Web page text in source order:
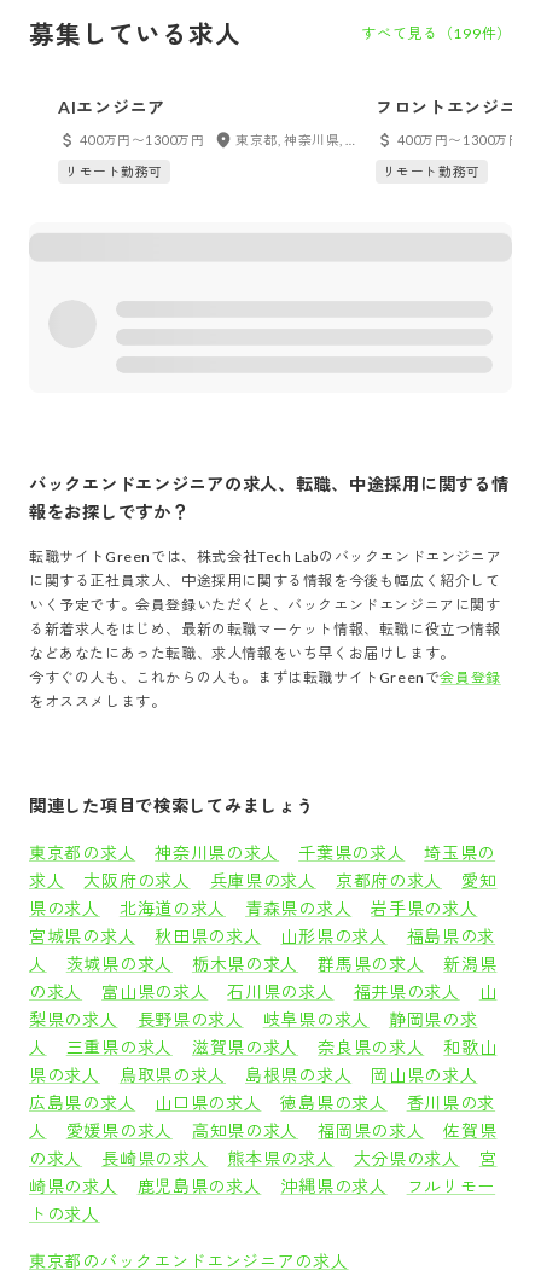
募集している求人 すべて見る（199件）
AIエンジニア
400万円〜1300万円
リモート勤務可
フロントエンジニア
400万円〜1300万円
リモート勤務可
バックエンドエンジニアの求人、転職、中途採用に関する情
報をお探しですか？
転職サイトGreenでは、 株式会社Tech Labの バックエンドエンジニア
に関する正社員求人、中途採用に関する情報を今後も幅広く紹介して
いく予定です。会員登録いただくと、 バックエンドエンジニア に関す
る新着求人をはじめ、最新の転職マーケット情報、転職に役立つ情報
などあなたにあった転職、求人情報をいち早くお届けします。
今すぐの人も、これからの人も。まずは転職サイトGreenで会員登録
をオススメします。
関連した項目で検索してみましょう
東京都の求人 神奈川県の求人 千葉県の求人
埼玉県の
求人
大阪府の求人 兵庫県の求人 京都府の求人
愛知
県の求人
北海道の求人 青森県の求人
岩手県の求人
宮城県の求人
秋田県の求人 山形県の求人
福島県の求
人
茨城県の求人 栃木県の求人 群馬県の求人
新潟県
の求人
富山県の求人 石川県の求人 福井県の求人
山
梨県の求人
長野県の求人 岐阜県の求人
静岡県の求
人
三重県の求人 滋賀県の求人 奈良県の求人
和歌山
県の求人
鳥取県の求人 島根県の求人
岡山県の求人
広島県の求人
山口県の求人 徳島県の求人
香川県の求
人
愛媛県の求人 高知県の求人 福岡県の求人
佐賀県
の求人
長崎県の求人 熊本県の求人 大分県の求人
宮
崎県の求人
鹿児島県の求人 沖縄県の求人
フルリモー
トの求人
東京都のバックエンドエンジニアの求人